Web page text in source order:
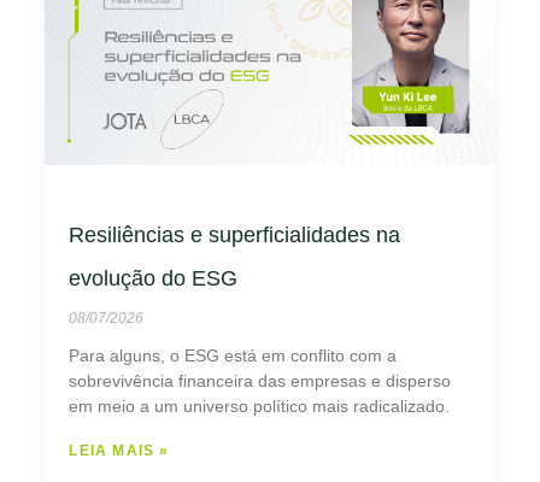
Resiliências e superficialidades na
evolução do ESG
08/07/2026
Para alguns, o ESG está em conflito com a
sobrevivência financeira das empresas e disperso
em meio a um universo político mais radicalizado.
LEIA MAIS »